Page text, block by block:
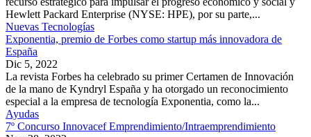
Hewlett Packard Enterprise (NYSE: HPE), por su parte,...
Nuevas Tecnologías
Exponentia, premio de Forbes como startup más innovadora de
España
Dic 5, 2022
La revista Forbes ha celebrado su primer Certamen de Innovación
de la mano de Kyndryl España y ha otorgado un reconocimiento
especial a la empresa de tecnología Exponentia, como la...
Ayudas
7º Concurso Innovacef Emprendimiento/Intraemprendimiento